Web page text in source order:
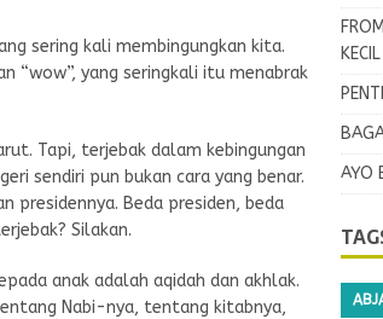
sering kali membingungkan kita.
“wow”, yang seringkali itu menabrak
Tapi, terjebak dalam kebingungan
sendiri pun bukan cara yang benar.
presidennya. Beda presiden, beda
Silakan.
anak adalah aqidah dan akhlak.
Nabi-nya, tentang kitabnya,
AYO